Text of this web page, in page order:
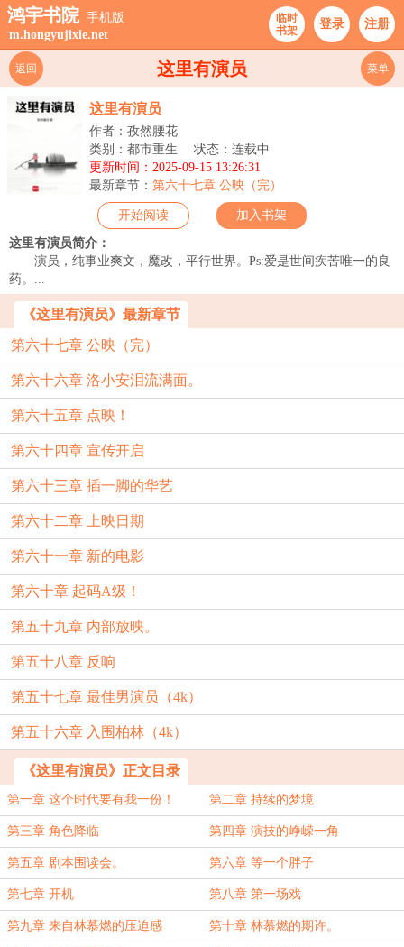
鸿宇书院 手机版
m.hongyujixie.net
临时
书架
登录 注册
这里有演员
返回 菜单
这里有演员
作者：孜然腰花
类别：都市重生
状态：连载中
更新时间：2025-09-15 13:26:31
最新章节： 第六十七章 公映（完）
开始阅读 加入书架
这里有演员简介：
演员，纯事业爽文，魔改，平行世界。Ps:爱是世间疾苦唯一的良
药。...
《这里有演员》最新章节
第六十七章 公映（完）
第六十六章 洛小安泪流满面。
第六十五章 点映！
第六十四章 宣传开启
第六十三章 插一脚的华艺
第六十二章 上映日期
第六十一章 新的电影
第六十章 起码A级！
第五十九章 内部放映。
第五十八章 反响
第五十七章 最佳男演员（4k）
第五十六章 入围柏林（4k）
《这里有演员》正文目录
第一章 这个时代要有我一份！ 第二章 持续的梦境
第三章 角色降临 第四章 演技的峥嵘一角
第五章 剧本围读会。 第六章 等一个胖子
第七章 开机 第八章 第一场戏
第九章 来自林慕燃的压迫感 第十章 林慕燃的期许。